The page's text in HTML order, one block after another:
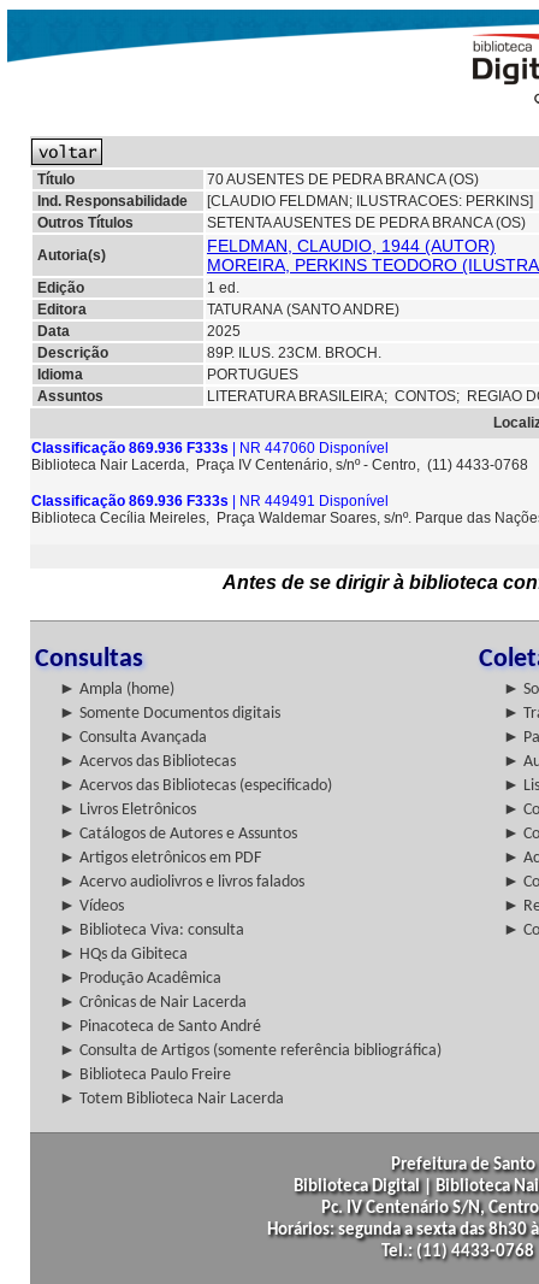
Título
70 AUSENTES DE PEDRA BRANCA (OS)
Ind. Responsabilidade
[CLAUDIO FELDMAN; ILUSTRACOES: PERKINS]
Outros Títulos
SETENTA AUSENTES DE PEDRA BRANCA (OS)
Autoria(s)
FELDMAN, CLAUDIO, 1944 (AUTOR)
MOREIRA, PERKINS TEODORO
Edição
1 ed.
Editora
TATURANA (SANTO ANDRE)
Data
2025
Descrição
89P. ILUS. 23CM. BROCH.
Idioma
PORTUGUES
Assuntos
LITERATURA BRASILEIRA; CONTOS; REGIAO
Classificação 869.936 F333s | NR 447060 Disponível
Biblioteca Nair Lacerda, Praça IV Centenário, s/nº - Centro, (11) 4433-0768
Classificação 869.936 F333s | NR 449491 Disponível
Biblioteca Cecília Meireles, Praça Waldemar Soares, s/nº. Parque das
Antes de se dirigir à biblioteca
Consultas
► Ampla (home)
►
► Somente Documentos digitais
►
► Consulta Avançada
►
► Acervos das Bibliotecas
►
► Acervos das Bibliotecas (especificado)
►
► Livros Eletrônicos
►
► Catálogos de Autores e Assuntos
►
► Artigos eletrônicos em PDF
►
► Acervo audiolivros e livros falados
►
► Vídeos
►
► Biblioteca Viva: consulta
►
► HQs da Gibiteca
► Produção Acadêmica
► Crônicas de Nair Lacerda
► Pinacoteca de Santo André
► Consulta de Artigos (somente referência bibliográfica)
► Biblioteca Paulo Freire
► Totem Biblioteca Nair Lacerda
Prefeitura de
Biblioteca Digital | Biblioteca
Pc. IV Centenário S/N,
Horários: segunda a sexta das
Tel.: (11) 4433-